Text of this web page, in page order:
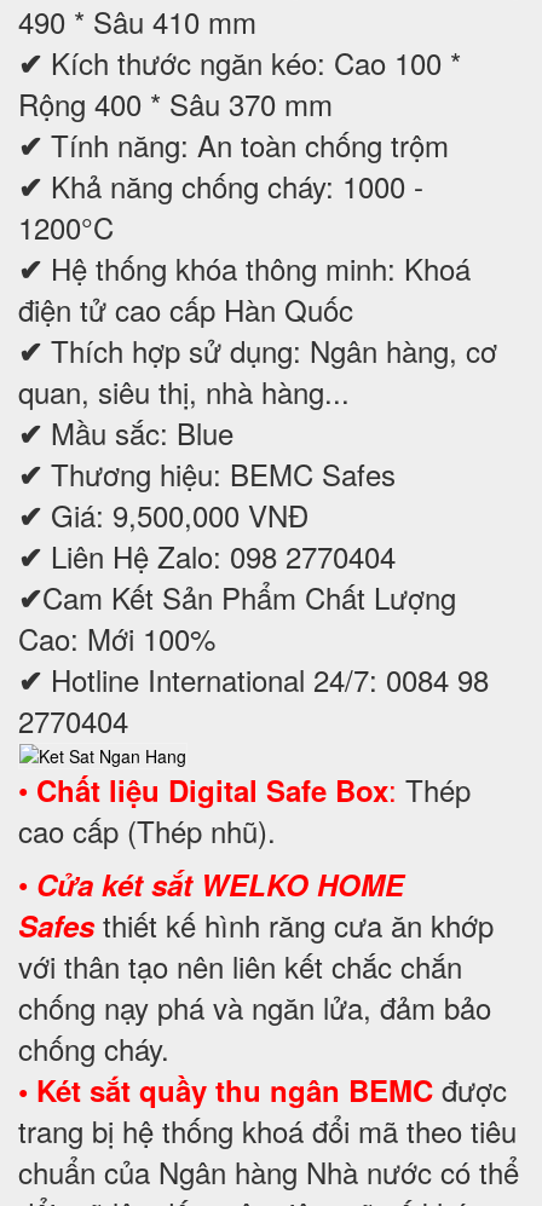
490 * Sâu 410 mm
✔ Kích thước ngăn kéo: Cao 100 *
Rộng 400 * Sâu 370 mm
✔ Tính năng: An toàn chống trộm
✔ Khả năng chống cháy: 1000 -
1200°C
✔ Hệ thống khóa thông minh: Khoá
điện tử cao cấp Hàn Quốc
✔ Thích hợp sử dụng: Ngân hàng, cơ
quan, siêu thị, nhà hàng...
✔ Mầu sắc: Blue
✔ Thương hiệu: BEMC Safes
✔ Giá: 9,500,000 VNĐ
✔ Liên Hệ Zalo: 098 2770404
✔Cam Kết Sản Phẩm Chất Lượng
Cao: Mới 100%
✔ Hotline International 24/7: 0084 98
2770404
• Chất liệu Digital Safe Box: Thép
cao cấp (Thép nhũ).
• Cửa két sắt WELKO HOME
Safesthiết kế hình răng cưa ăn khớp
với thân tạo nên liên kết chắc chắn
chống nạy phá và ngăn lửa, đảm bảo
chống cháy.
• Két sắt quầy thu ngân BEMC được
trang bị hệ thống khoá đổi mã theo tiêu
chuẩn của Ngân hàng Nhà nước có thể